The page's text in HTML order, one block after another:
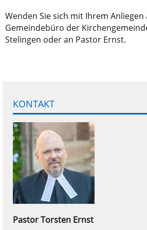
Wenden Sie sich mit Ihrem Anliegen
Gemeindebüro der
Stelingen oder an Pastor Ernst.
KONTAKT
PastorTorsten Ernst